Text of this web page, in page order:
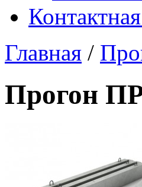
Главная /
Прогон